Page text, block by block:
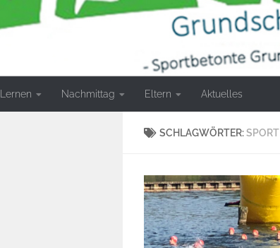
Lernen Nachmittag Eltern Aktuelles
SCHLAGWÖRTER:SPORT